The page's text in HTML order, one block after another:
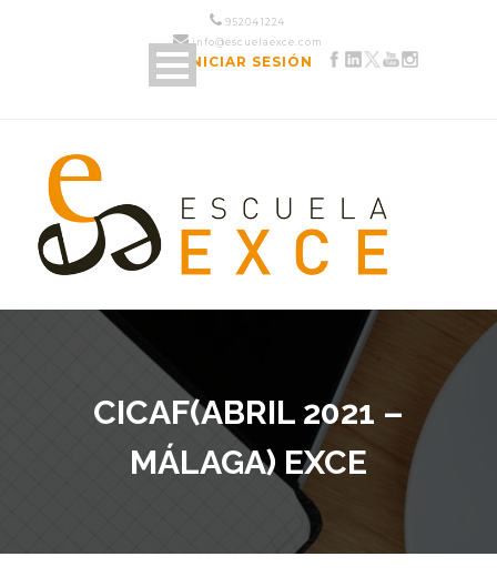
952 04 12 24
info@escuelaexce.com
INICIAR SESIÓN
CICAF(ABRIL 2021 –
MÁLAGA) EXCE